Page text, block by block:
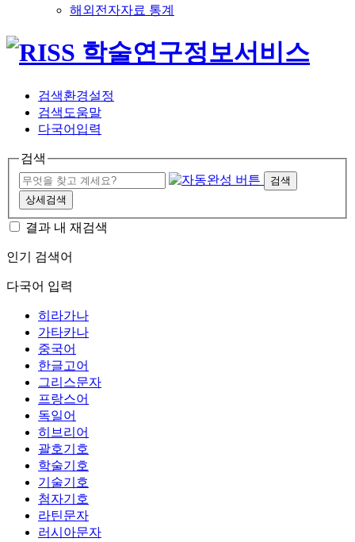
해외전자자료 통계
검색환경설정
검색도움말
다국어입력
검색
검색
상세검색
결과 내 재검색
인기 검색어
다국어 입력
히라가나
가타카나
중국어
한글고어
그리스문자
프랑스어
독일어
히브리어
괄호기호
학술기호
기술기호
첨자기호
라틴문자
러시아문자